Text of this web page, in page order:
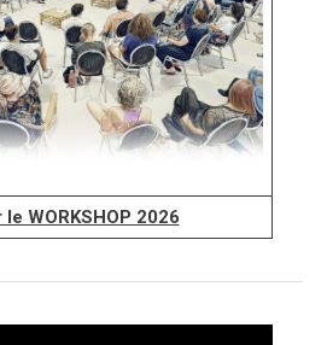
WORKSHOP 2026